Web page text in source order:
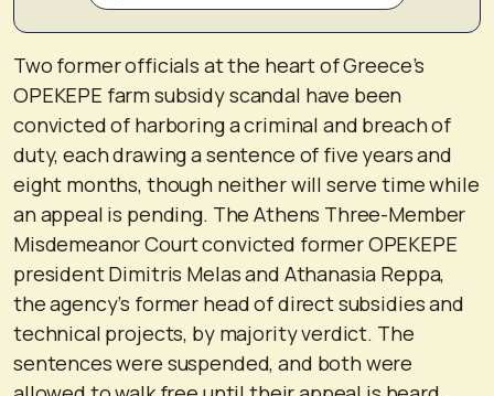
Two former officials at the heart of Greece’s
OPEKEPE farm subsidy scandal have been
convicted of harboring a criminal and breach of
duty, each drawing a sentence of five years and
eight months, though neither will serve time while
an appeal is pending. The Athens Three-Member
Misdemeanor Court convicted former OPEKEPE
president Dimitris Melas and Athanasia Reppa,
the agency’s former head of direct subsidies and
technical projects, by majority verdict. The
sentences were suspended, and both were